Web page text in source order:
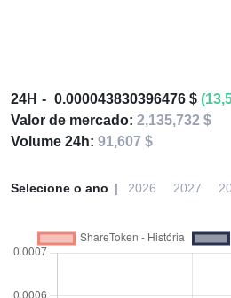
24H 0.000043830396476 $
Valor de mercado: 2,135,732 $
Volume 24h: 91,607 $
Selecione o ano 2026 2027